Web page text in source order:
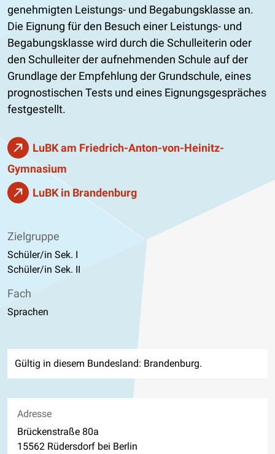
genehmigten Leistungs- und Begabungsklasse an.
Die Eignung für den Besuch einer Leistungs- und
Begabungsklasse wird durch die Schulleiterin oder
den Schulleiter der aufnehmenden Schule auf der
Grundlage der Empfehlung der Grundschule, eines
prognostischen Tests und eines Eignungsgespräches
festgestellt.
LuBK am Friedrich-Anton-von-Heinitz-
Gymnasium
LuBK in Brandenburg
Zielgruppe
Schüler/in Sek. I
Schüler/in Sek. II
Fach
Sprachen
Gültig in diesem Bundesland: Brandenburg.
Adresse
Brückenstraße 80a
15562 Rüdersdorf bei Berlin